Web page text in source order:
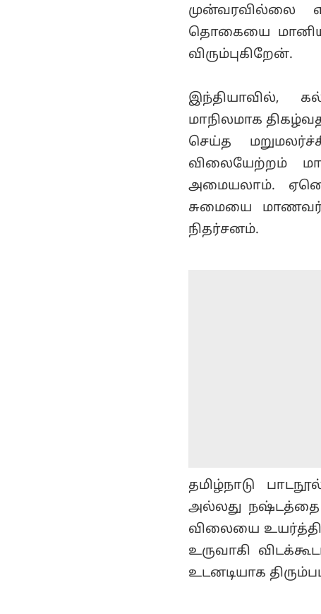
முன்வரவில்லை
தொகையை
விரும்புகிறேன்.
இந்தியாவில்,
மாநிலமாக
செய்த
விலையேற்றம்
அமையலாம்.
சுமையை
நிதர்சனம்.
தமிழ்நாடு
அல்லது நஷ்டத்தை
விலையை உயர்த்தி
உருவாகி
உடனடியாக